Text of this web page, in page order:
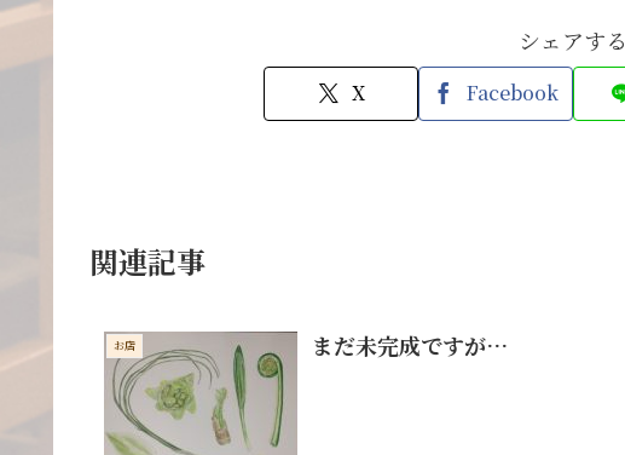
シェアする
X Facebook
関連記事
お店 まだ未完成ですが…